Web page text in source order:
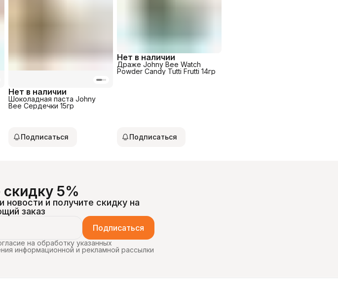
Нет в наличии
Шоколадная паста Johny
Bee Сердечки 15гр
Подписаться
Нет в наличии
Драже Johny Bee Watch
Powder Candy Tutti Frutti 14гр
Подписаться
5%
новости и получите скидку на
заказ
Подписаться
на обработку указанных
информационной и рекламной рассылки